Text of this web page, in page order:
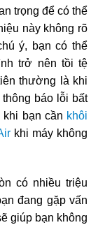
trọng để có thể
này không rõ
ý, bạn có thể
trở nên tồi tệ
thường là khi
báo lỗi bất
bạn cần khôi
khi máy không
có nhiều triệu
đang gặp vấn
giúp bạn không